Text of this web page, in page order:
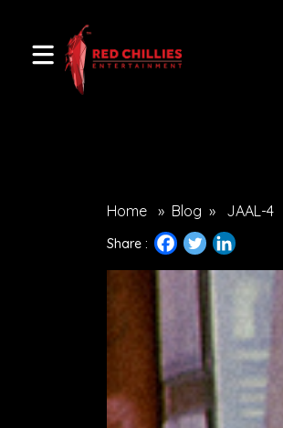
Home » Blog » JAAL-4
Share :